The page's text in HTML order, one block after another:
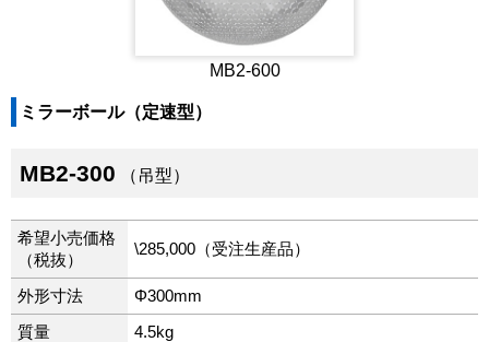
MB2-600
ミラーボール（定速型）
MB2-300 （吊型）
希望小売価格
（税抜）
\285,000（受注生産品）
外形寸法 Φ300mm
質量 4.5kg